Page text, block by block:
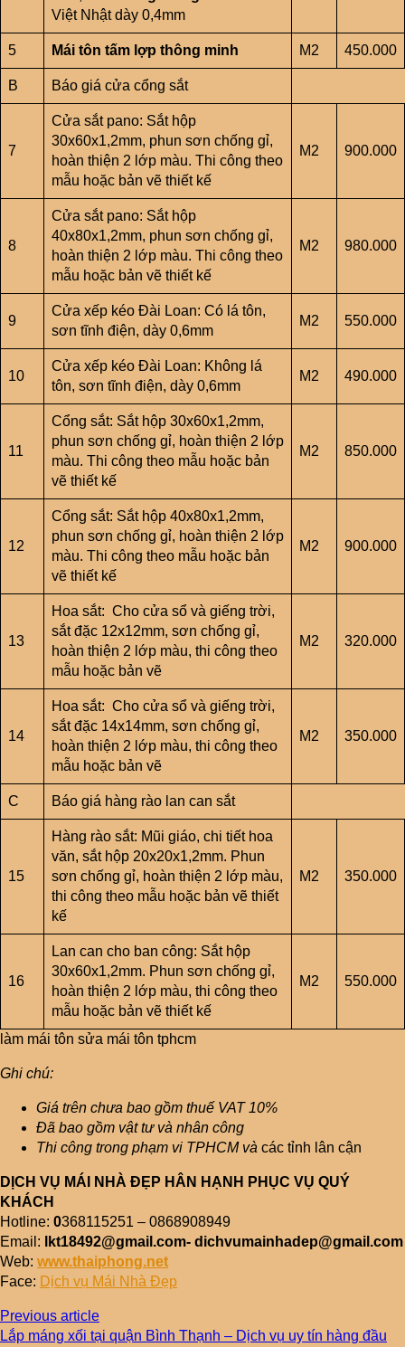
Việt Nhật dày 0,4mm
5 Mái tôn tấm lợp thông minh M2 450.000
B Báo giá cửa cổng sắt
7
Cửa sắt pano: Sắt hộp
30x60x1,2mm, phun sơn chống gỉ,
hoàn thiện 2 lớp màu. Thi công theo
mẫu hoặc bản vẽ thiết kế
M2 900.000
8
Cửa sắt pano: Sắt hộp
40x80x1,2mm, phun sơn chống gỉ,
hoàn thiện 2 lớp màu. Thi công theo
mẫu hoặc bản vẽ thiết kế
M2 980.000
9
Cửa xếp kéo Đài Loan: Có lá tôn,
sơn tĩnh điện, dày 0,6mm
M2 550.000
10
Cửa xếp kéo Đài Loan: Không lá
tôn, sơn tĩnh điện, dày 0,6mm
M2 490.000
11
Cổng sắt: Sắt hộp 30x60x1,2mm,
phun sơn chống gỉ, hoàn thiện 2 lớp
màu. Thi công theo mẫu hoặc bản
vẽ thiết kế
M2 850.000
12
Cổng sắt: Sắt hộp 40x80x1,2mm,
phun sơn chống gỉ, hoàn thiện 2 lớp
màu. Thi công theo mẫu hoặc bản
vẽ thiết kế
M2 900.000
13
Hoa sắt: Cho cửa sổ và giếng trời,
sắt đặc 12x12mm, sơn chống gỉ,
hoàn thiện 2 lớp màu, thi công theo
mẫu hoặc bản vẽ
M2 320.000
14
Hoa sắt: Cho cửa sổ và giếng trời,
sắt đặc 14x14mm, sơn chống gỉ,
hoàn thiện 2 lớp màu, thi công theo
mẫu hoặc bản vẽ
M2 350.000
C Báo giá hàng rào lan can sắt
15
Hàng rào sắt: Mũi giáo, chi tiết hoa
văn, sắt hộp 20x20x1,2mm. Phun
sơn chống gỉ, hoàn thiện 2 lớp màu,
thi công theo mẫu hoặc bản vẽ thiết
kế
M2 350.000
16
Lan can cho ban công: Sắt hộp
30x60x1,2mm. Phun sơn chống gỉ,
hoàn thiện 2 lớp màu, thi công theo
mẫu hoặc bản vẽ thiết kế
M2 550.000
làm mái tôn sửa mái tôn tphcm
Ghi chú:
Giá trên chưa bao gồm thuế VAT 10%
Đã bao gồm vật tư và nhân công
Thi công trong phạm vi TPHCM và các tỉnh lân cận
DỊCH VỤ MÁI NHÀ ĐẸP HÂN HẠNH PHỤC VỤ QUÝ
KHÁCH
Hotline: 0368115251 – 0868908949
Email:
lkt18492@gmail.com- dichvumainhadep@gmail.com
Web: www.thaiphong.net
Face: Dịch vụ Mái Nhà Đẹp
Previous article
Lắp máng xối tại quận Bình Thạnh – Dịch vụ uy tín hàng đầu